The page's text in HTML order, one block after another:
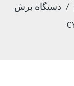
/ دستگاه برش